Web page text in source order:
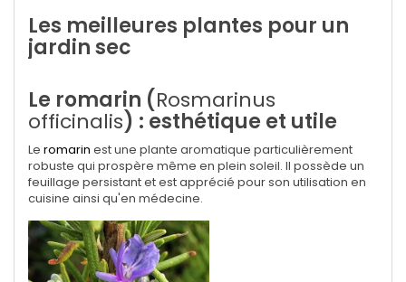
Les meilleures plantes pour un
jardin sec
Le romarin (Rosmarinus
officinalis) : esthétique et utile
Le romarin est une plante aromatique particulièrement
robuste qui prospère même en plein soleil. Il possède un
feuillage persistant et est apprécié pour son utilisation en
cuisine ainsi qu'en médecine.